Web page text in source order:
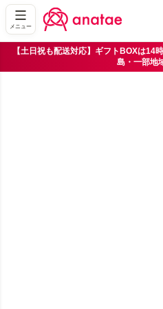
メニュー
【土日祝も配送対応】ギフトBOXは
島・一部地